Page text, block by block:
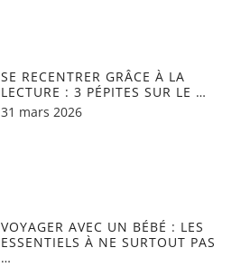
SE RECENTRER GRÂCE À LA
LECTURE : 3 PÉPITES SUR LE …
31 mars 2026
VOYAGER AVEC UN BÉBÉ : LES
ESSENTIELS À NE SURTOUT PAS
…